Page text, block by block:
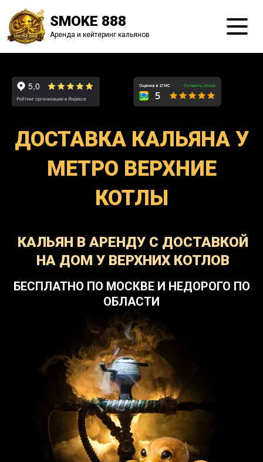
SMOKE 888
Аренда и кейтеринг кальянов
ДОСТАВКА КАЛЬЯНА У
МЕТРО ВЕРХНИЕ
КОТЛЫ
КАЛЬЯН В АРЕНДУ С ДОСТАВКОЙ
НА ДОМ У ВЕРХНИХ КОТЛОВ
БЕСПЛАТНО ПО МОСКВЕ И НЕДОРОГО ПО
ОБЛАСТИ